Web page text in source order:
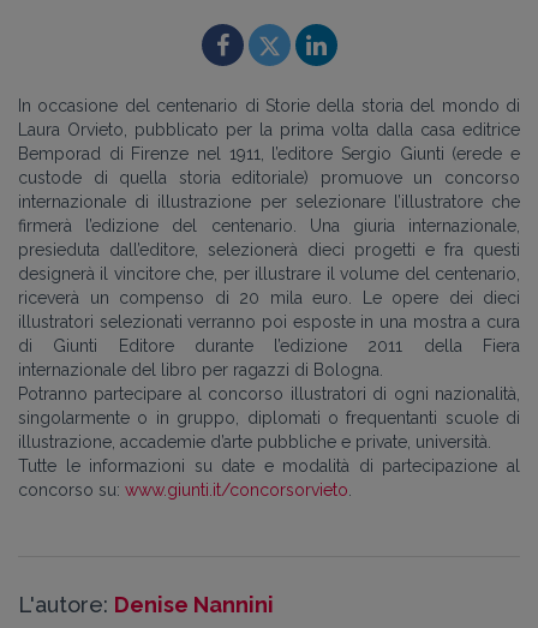
In occasione del centenario di Storie della storia del mondo di
Laura Orvieto, pubblicato per la prima volta dalla casa editrice
Bemporad di Firenze nel 1911, l’editore Sergio Giunti (erede e
custode di quella storia editoriale) promuove un concorso
internazionale di illustrazione per selezionare l’illustratore che
firmerà l’edizione del centenario. Una giuria internazionale,
presieduta dall’editore, selezionerà dieci progetti e fra questi
designerà il vincitore che, per illustrare il volume del centenario,
riceverà un compenso di 20 mila euro. Le opere dei dieci
illustratori selezionati verranno poi esposte in una mostra a cura
di Giunti Editore durante l’edizione 2011 della Fiera
internazionale del libro per ragazzi di Bologna.
Potranno partecipare al concorso illustratori di ogni nazionalità,
singolarmente o in gruppo, diplomati o frequentanti scuole di
illustrazione, accademie d’arte pubbliche e private, università.
Tutte le informazioni su date e modalità di partecipazione al
concorso su: www.giunti.it/concorsorvieto
L'autore: Denise Nannini